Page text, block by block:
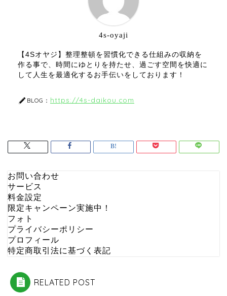
4s-oyaji
【4Sオヤジ】整理整頓を習慣化できる仕組みの収納を
作る事で、時間にゆとりを持たせ、過ごす空間を快適に
して人生を最適化するお手伝いをしております！
BLOG： https://4s-daikou.com
お問い合わせ
サービス
料金設定
限定キャンペーン実施中！
フォト
プライバシーポリシー
プロフィール
特定商取引法に基づく表記
RELATED POST